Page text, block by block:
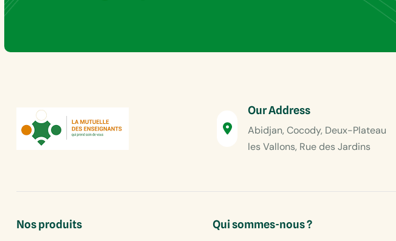
Our Address
Abidjan, Cocody, Deux-Plateau
les Vallons, Rue des Jardins
Nos produits Qui sommes-nous ?